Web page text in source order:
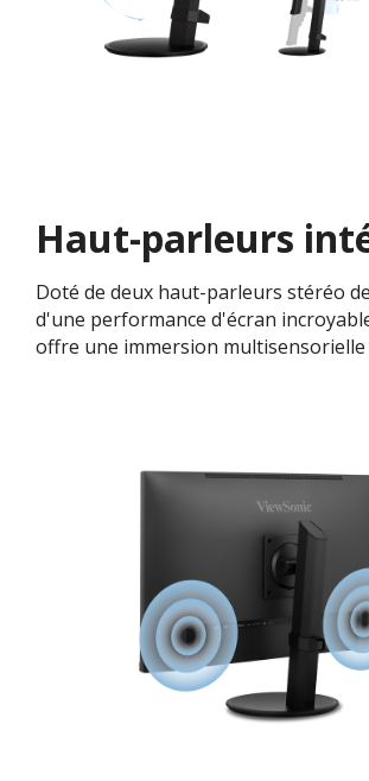
Haut-parleurs
Doté de deux haut-parleurs stéréo
d'une performance d'écran
offre une immersion multisensorielle